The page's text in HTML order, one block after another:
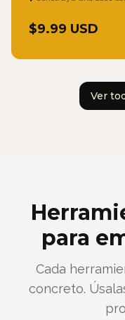
$9.99 USD
Ver
para
Cada
concreto.